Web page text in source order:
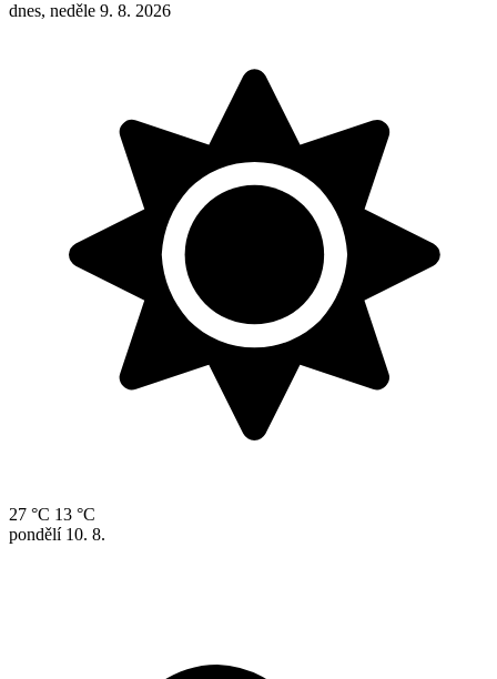
dnes, neděle 9. 8. 2026
27 °C 13 °C
pondělí 10. 8.